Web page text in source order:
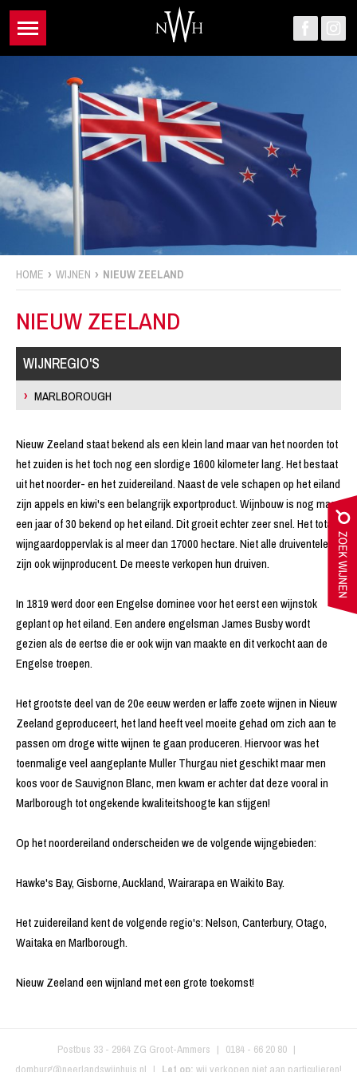
HOME WIJNEN NIEUW ZEELAND
NIEUW ZEELAND
WIJNREGIO'S
MARLBOROUGH
Nieuw Zeeland staat bekend als een klein land maar van het noorden tot
het zuiden is het toch nog een slordige 1600 kilometer lang. Het bestaat
uit het noorder- en het zuidereiland. Naast de vele schapen op het eiland
zijn appels en kiwi's een belangrijk exportproduct. Wijnbouw is nog maar
een jaar of 30 bekend op het eiland. Dit groeit echter zeer snel. Het totale
wijngaardoppervlak is al meer dan 17000 hectare. Niet alle druiventelers
zijn ook wijnproducent. De meeste verkopen hun druiven.
In 1819 werd door een Engelse dominee voor het eerst een wijnstok
geplant op het eiland. Een andere engelsman James Busby wordt
gezien als de eertse die er ook wijn van maakte en dit verkocht aan de
Engelse troepen.
Het grootste deel van de 20e eeuw werden er laffe zoete wijnen in Nieuw
Zeeland geproduceert, het land heeft veel moeite gehad om zich aan te
passen om droge witte wijnen te gaan produceren. Hiervoor was het
toenmalige veel aangeplante Muller Thurgau niet geschikt maar men
koos voor de Sauvignon Blanc, men kwam er achter dat deze vooral in
Marlborough tot ongekende kwaliteitshoogte kan stijgen!
Op het noordereiland onderscheiden we de volgende wijngebieden:
Hawke's Bay, Gisborne, Auckland, Wairarapa en Waikito Bay.
Het zuidereiland kent de volgende regio's: Nelson, Canterbury, Otago,
Waitaka en Marlborough.
Nieuw Zeeland een wijnland met een grote toekomst!
Postbus 33 - 2964 ZG Groot-Ammers | 0184 - 66 20 80 |
domburg@neerlandswijnhuis.nl
Let op: wij verkopen niet aan particulieren!